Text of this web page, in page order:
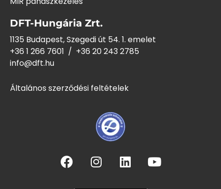
DFT-Hungária Zrt.
1135 Budapest, Szegedi út 54. 1. emelet
+36 1 266 7601 / +36 20 243 2785
info@dft.hu
Általános szerződési feltételek